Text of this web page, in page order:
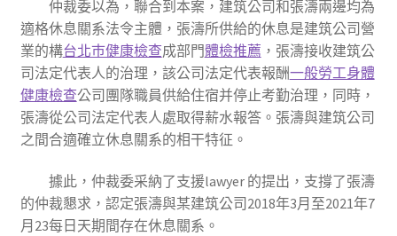
仲裁委以為，聯合到本案，建筑公司和張濤兩邊均為
適格休息關系法令主體，張濤所供給的休息是建筑公司營
業的構台北巿健康檢查成部門體檢推薦 ，張濤接收建筑公
司法定代表人的治理，該公司法定代表報酬一般勞工身體
健康檢查公司團隊職員供給住宿并停止考勤治理，同時，
張濤從公司法定代表人處取得薪水報答。張濤與建筑公司
之間合適確立休息關系的相干特征。
據此，仲裁委采納了支援lawyer 的提出，支撐了張濤
的仲裁懇求，認定張濤與某建筑公司2018年3月至2021年7
月23每日天期間存在休息關系。